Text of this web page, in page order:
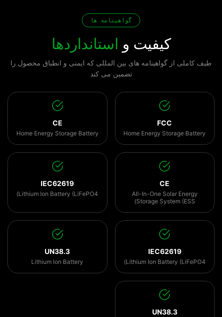
گواهینامه ها
کیفیت و استانداردها
طیف کاملی از گواهینامه های بین المللی که ایمنی و انطباق محصول را
تضمین می کند
FCC
Home Energy Storage Battery
CE
Home Energy Storage Battery
CE
All-In-One Solar Energy
Storage System (ESS)
IEC62619
Lithium Ion Battery (LiFePO4)
IEC62619
Lithium Ion Battery (LiFePO4)
UN38.3
Lithium lon Battery
UN38.3